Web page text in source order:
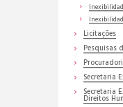
Licitações
Pesquisas
Secretaria
Secretaria
Direitos